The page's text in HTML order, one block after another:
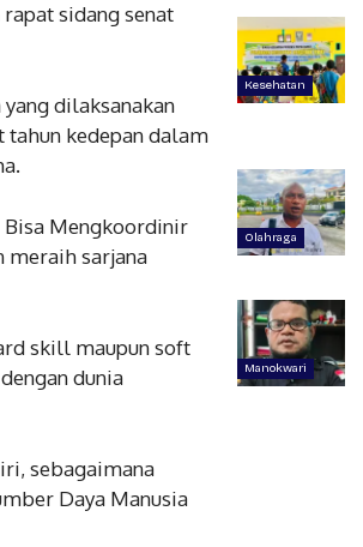
sidang senat
dilaksanakan
tahun kedepan dalam
Bisa Mengkoordinir
meraih sarjana
skill maupun soft
dunia
sebagaimana
Daya Manusia
Kesehatan
Olahraga
Manokwari